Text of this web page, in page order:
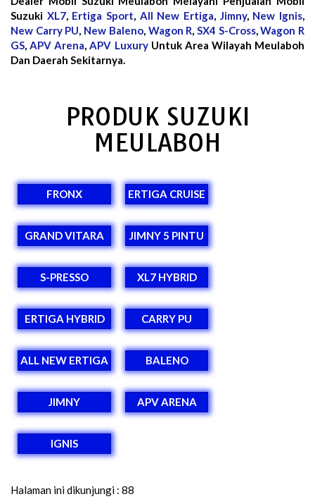
Suzuki XL7, Ertiga Sport, All New Ertiga, Jimny, New Ignis,
New Carry PU, New Baleno, Wagon R, SX4 S-Cross,Wagon R
GS,APV Arena,APV LuxuryUntuk Area Wilayah Meulaboh
Dan Daerah Sekitarnya.
PRODUK SUZUKI
MEULABOH
FRONX ERTIGA CRUISE
GRAND VITARA JIMNY 5 PINTU
S-PRESSO XL7 HYBRID
ERTIGA HYBRID CARRY PU
ALL NEW ERTIGA BALENO
JIMNY APV ARENA
IGNIS
Halaman ini dikunjungi : 88